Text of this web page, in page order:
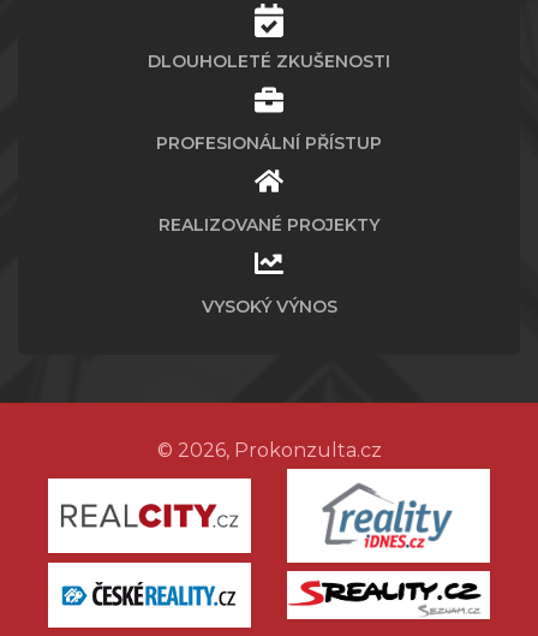
DLOUHOLETÉ ZKUŠENOSTI
PROFESIONÁLNÍ PŘÍSTUP
REALIZOVANÉ PROJEKTY
VYSOKÝ VÝNOS
© 2026, Prokonzulta.cz